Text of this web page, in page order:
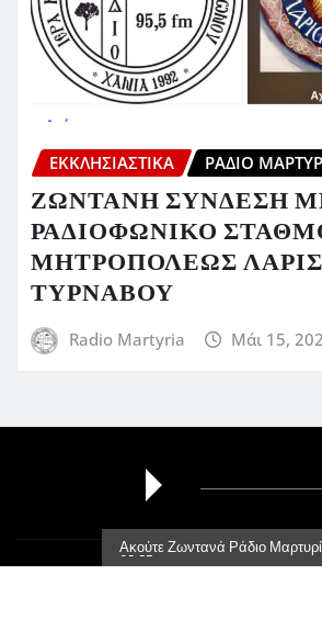
ΕΚΚΛΗΣΙΑΣΤΙΚΆ ΡΆΔΙΟ
ΖΩΝΤΑΝΗ ΣΥΝΔΕΣΗ
ΡΑΔΙΟΦΩΝΙΚΟ
ΜΗΤΡΟΠΟΛΕΩΣ
ΤΥΡΝΑΒΟΥ
Radio Martyria Μάι 15,
Ακούτε Ζωντανά Ράδιο
95,5Fm